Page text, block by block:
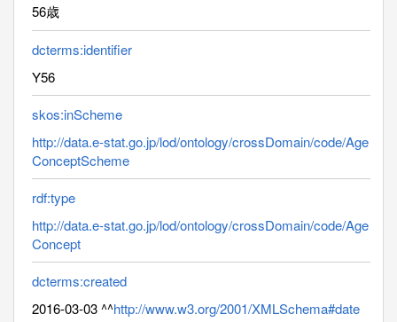
56歳
dcterms:identifier
Y56
skos:inScheme
http://data.e-stat.go.jp/lod/ontology/crossDomain/code/Age
ConceptScheme
rdf:type
http://data.e-stat.go.jp/lod/ontology/crossDomain/code/Age
Concept
dcterms:created
2016-03-03 ^^http://www.w3.org/2001/XMLSchema#date